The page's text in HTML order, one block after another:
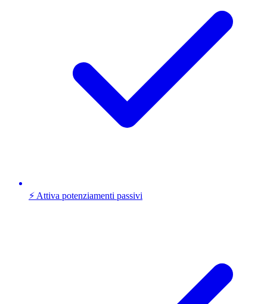
⚡ Attiva potenziamenti passivi